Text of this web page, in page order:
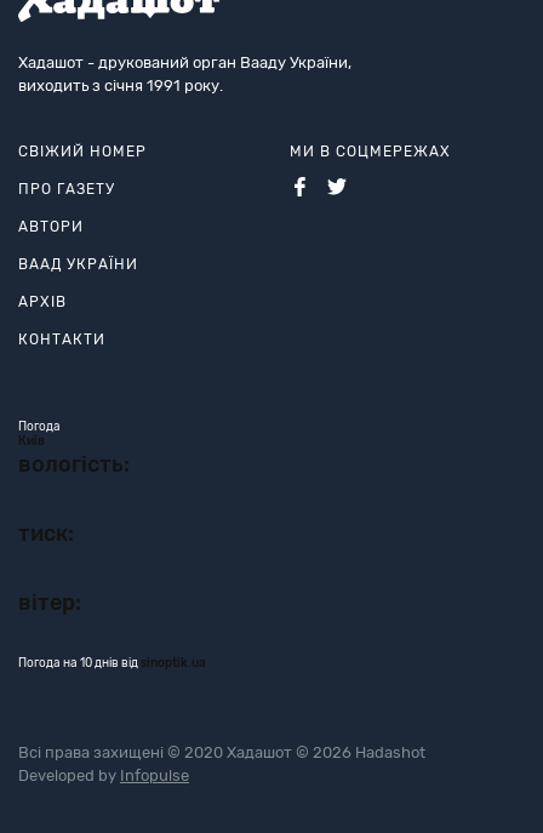
Хадашот - друкований орган Вааду України,
виходить з січня 1991 року.
СВІЖИЙ НОМЕР
ПРО ГАЗЕТУ
АВТОРИ
ВААД УКРАЇНИ
АРХІВ
КОНТАКТИ
МИ В СОЦМЕРЕЖАХ
Погода
Київ
вологість:
тиск:
вітер:
Погода на 10 днів від sinoptik.ua
Всі права захищені © 2020 Хадашот © 2026 Hadashot
Developed by Infopulse